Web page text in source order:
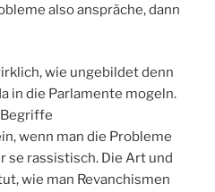
also anspräche, dann
wie ungebildet denn
in die Parlamente mogeln.
wenn man die Probleme
se rassistisch. Die Art und
wie man Revanchismen